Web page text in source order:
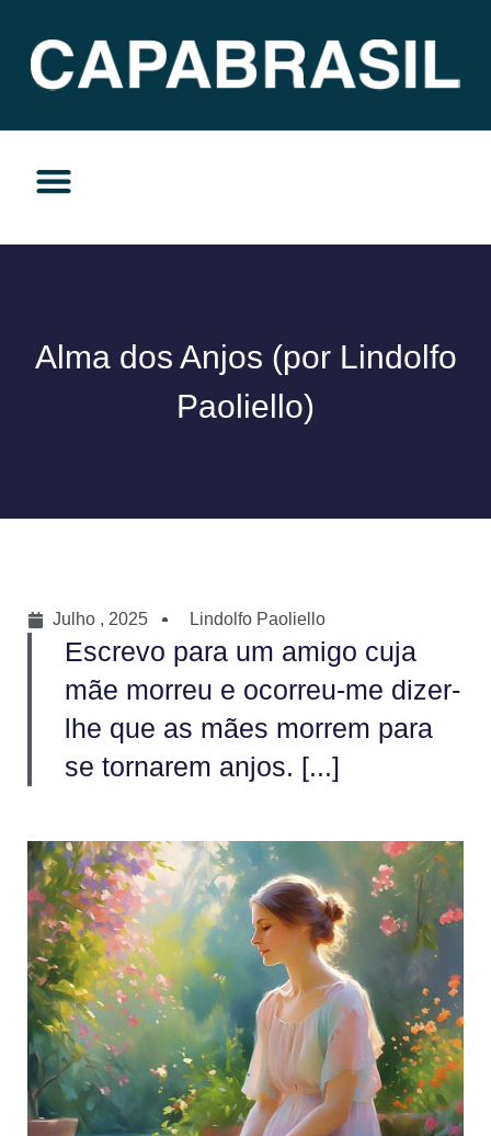
Alma dos Anjos (por Lindolfo
Paoliello)
Julho , 2025 Lindolfo Paoliello
Escrevo para um amigo cuja
mãe morreu e ocorreu-me dizer-
lhe que as mães morrem para
se tornarem anjos. [...]